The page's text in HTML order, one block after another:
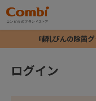
哺乳びんの除菌
ログイン